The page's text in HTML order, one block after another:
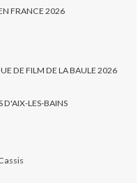
FRANCE 2026
DE FILM DE LA BAULE 2026
D'AIX-LES-BAINS